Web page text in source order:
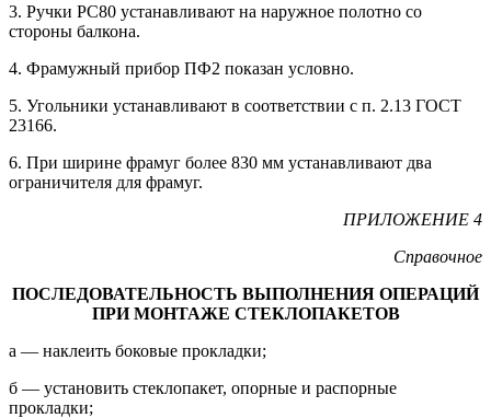
3. Ручки РС80 устанавливают на наружное полотно со
стороны балкона.
4. Фрамужный прибор ПФ2 показан условно.
5. Угольники устанавливают в соответствии с п. 2.13 ГОСТ
23166.
6. При ширине фрамуг более 830 мм устанавливают два
ограничителя для фрамуг.
ПРИЛОЖЕНИЕ 4
Справочное
ПОСЛЕДОВАТЕЛЬНОСТЬ ВЫПОЛНЕНИЯ ОПЕРАЦИЙ
ПРИ МОНТАЖЕ СТЕКЛОПАКЕТОВ
а — наклеить боковые прокладки;
б — установить стеклопакет, опорные и распорные
прокладки;